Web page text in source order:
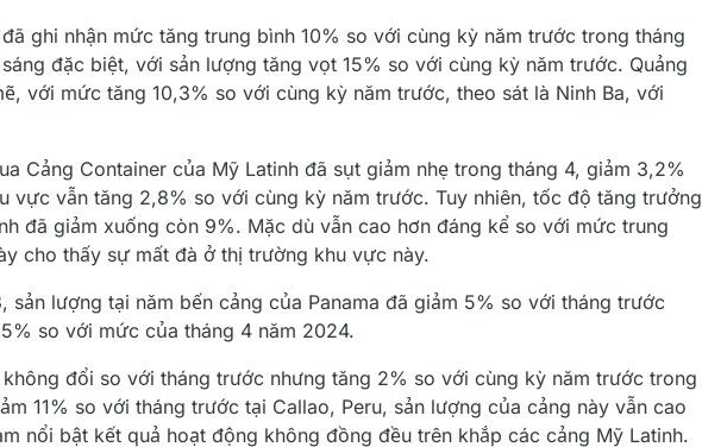
ghi nhận mức tăng trung bình 10% so với cùng kỳ năm trước trong tháng
đặc biệt, với sản lượng tăng vọt 15% so với cùng kỳ năm trước. Quảng
với mức tăng 10,3% so với cùng kỳ năm trước, theo sát là Ninh Ba, với
Cảng Container của Mỹ Latinh đã sụt giảm nhẹ trong tháng 4, giảm 3,2%
vực vẫn tăng 2,8% so với cùng kỳ năm trước. Tuy nhiên, tốc độ tăng trưởng
đã giảm xuống còn 9%. Mặc dù vẫn cao hơn đáng kể so với mức trung
cho thấy sự mất đà ở thị trường khu vực này.
sản lượng tại năm bến cảng của Panama đã giảm 5% so với tháng trước
so với mức của tháng 4 năm 2024.
đổi so với tháng trước nhưng tăng 2% so với cùng kỳ năm trước trong
11% so với tháng trước tại Callao, Peru, sản lượng của cảng này vẫn cao
nổi bật kết quả hoạt động không đồng đều trên khắp các cảng Mỹ Latinh.